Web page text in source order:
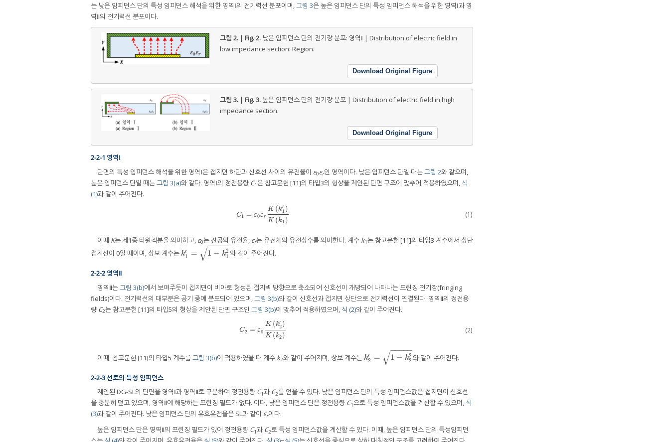
는 낮은 임피던스 단의 특성 임피던스 해석을 위한 영역Ⅰ의 전기력선 분포이며,그림 3은 높은 임피던스 단의 특성 임피던스 해석을 위한 영역Ⅰ과 영
역Ⅱ의 전기력선 분포이다.
그림 2. | Fig. 2. 낮은 임피던스 단의 전기장 분포: 영역Ⅰ | Distribution of electric field in
low impedance section: Region.
Download Original Figure
그림 3. | Fig. 3.높은 임피던스 단의 전기장 분포 | Distribution of electric field in high
impedance section.
Download Original Figure
2-2-1 영역Ⅰ
단면의 특성 임피던스 해석을 위한 영역Ⅰ은 접지면 하단과 신호선 사이의 유전율이 ε0εr인 영역이다. 낮은 임피던스 단일 때는그림 2와 같으며,
높은 임피던스 단일 때는그림 3(a)와 같다. 영역Ⅰ의 정전용량 C1은 참고문헌 [11]의 타입3의 형상을 제안된 단면 구조에 맞추어 적용하였으며, 식
(1)과 같이 주어진다.
C1 = ε0εr
K (k′
1)
K (k1)
C1 =ε0εrK(k1′)K(k1) (1)
이때 K는 제1종 타원적분을 의미하고, ε0는 진공의 유전율, εr는 유전체의 유전상수를 의미한다. 계수 k1는 참고문헌 [11]의 타입3 계수에서 상단
접지선이 0일 때이며, 상보 계수는k′
1 = 1 − k2
1
− −
−−−
√
k1 =1− k12 와 같이 주어진다.
2-2-2 영역Ⅱ
영역Ⅱ는그림 3(b)에서 보여주듯이 접지면이 비아로 형성된 접지벽 방향으로 축소되어 신호선이 개방되어 나타나는 프린징 전기장(fringing
fields)이다. 전기력선의 대부분은 공기 중에 분포되어 있으며,그림 3(b)와 같이 신호선과 접지면 상단으로 전기력선이 연결된다. 영역Ⅱ의 정전용
량 C2는 참고문헌 [11]의 타입5의 형상을 제안된 단면 구조인 그림 3(b)에 맞추어 적용하였으며, 식 (2)와 같이 주어진다.
C2 = ε0
K (k′
2)
K (k2)
C2 =ε0 K(k2′)K(k2) (2)
이때, 참고문헌 [11]의 타입5 계수를그림 3(b)에 적용하였을 때 계수 k2와 같이 주어지며, 상보 계수는k′
2 = 1 − k2
2
− −
−−−
√
k2 =1− k22 와 같이 주어진다.
2-2-3 선로의 특성 임피던스
제안된 DG-SL의 단면을 영역Ⅰ과 영역Ⅱ로 구분하여 정전용량 C1과 C2를 얻을 수 있다. 낮은 임피던스 단의 특성 임피던스값은 접지면이 신호선
을 충분히 덮고 있으며, 영역Ⅱ에 해당하는 프린징 필드가 없다. 이때, 낮은 임피던스 단은 정전용량 C1으로 특성 임피던스값을 계산할 수 있으며, 식
(3)과 같이 주어진다. 낮은 임피던스 단의 유효유전율은 SL과 같이 εr이다.
높은 임피던스 단은 영역Ⅱ의 프린징 필드가 있어 정전용량 C1과 C2로 특성 임피던스값을 계산할 수 있다. 이때, 높은 임피던스 단의 특성임피던